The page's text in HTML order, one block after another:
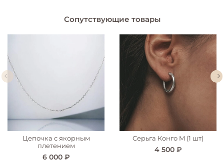
Сопутствующие товары
Цепочка с якорным
плетением
6 000 ₽
Серьга Конго M (1 шт)
4 500 ₽